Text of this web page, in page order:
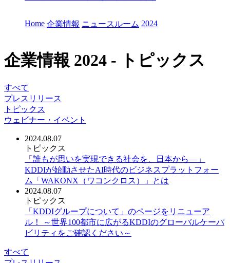
Home 企業情報 ニュースルーム 2024
企業情報 2024 - トピックス
すべて
プレスリリース
トピックス
ウェビナー・イベント
2024.08.07
トピックス
「誰もが思いを実現できる社会を、日本から―」
KDDIが始動させたAI時代のビジネスプラットフォー
ム「WAKONX（ワコンクロス）」とは
2024.08.07
トピックス
「KDDIグループについて」のページをリニューア
ル！ ～世界100都市に広がるKDDIのグローバルケーパ
ビリティをご確認ください～
すべて